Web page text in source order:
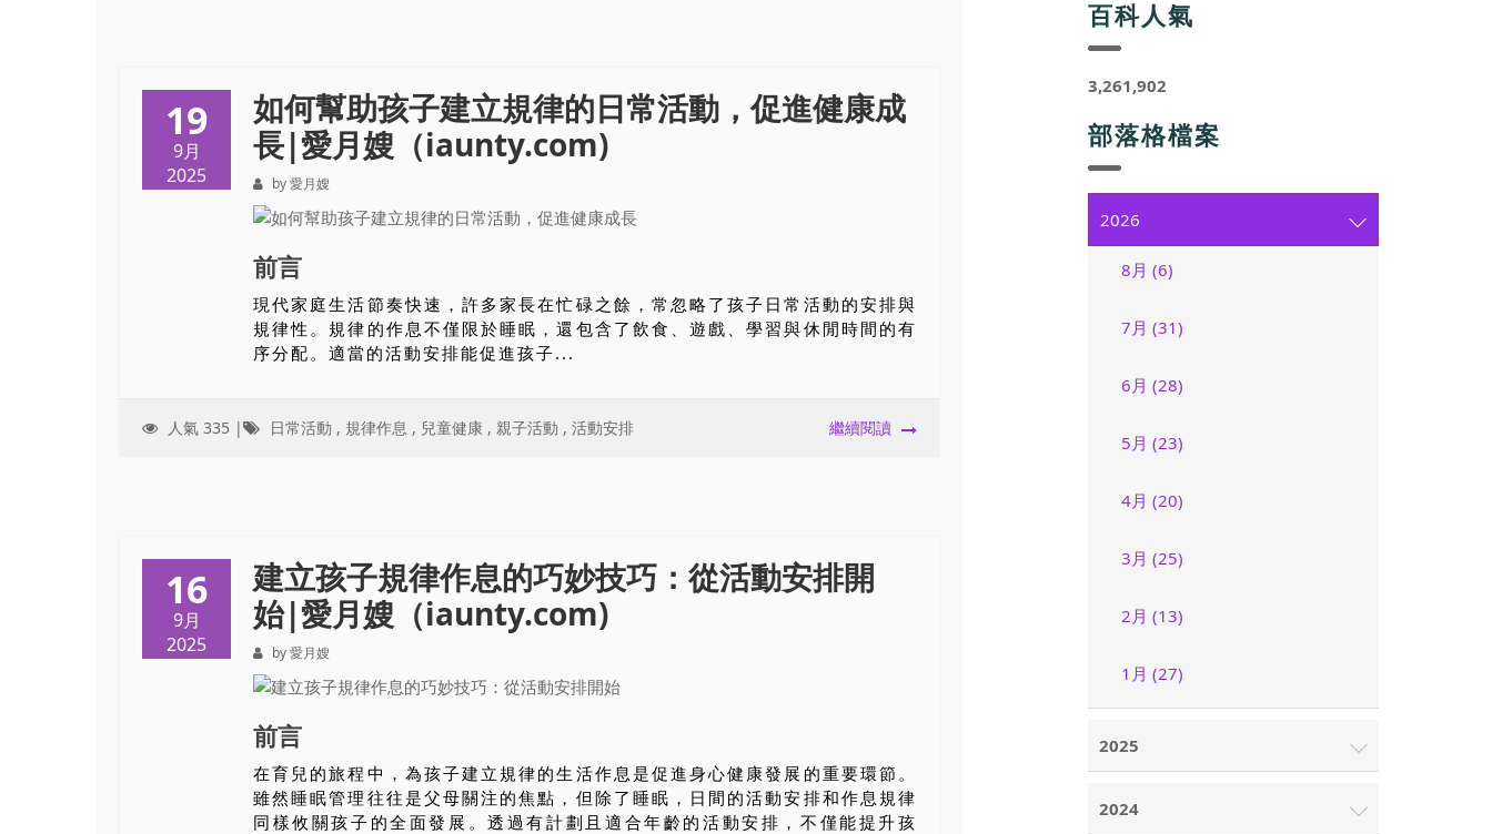
19
9月
2025
如何幫助孩子建立規律的日常活動，促進健康成
長|愛月嫂（iaunty.com)
by 愛月嫂
前言
現代家庭生活節奏快速，許多家長在忙碌之餘，常忽略了孩子日常活動的安排與
規律性。規律的作息不僅限於睡眠，還包含了飲食、遊戲、學習與休閒時間的有
序分配。適當的活動安排能促進孩子...
人氣 335 | 日常活動 , 規律作息 , 兒童健康 , 親子活動 , 活動安排 繼續閱讀
16
9月
2025
建立孩子規律作息的巧妙技巧：從活動安排開
始|愛月嫂（iaunty.com)
by 愛月嫂
前言
在育兒的旅程中，為孩子建立規律的生活作息是促進身心健康發展的重要環節。
雖然睡眠管理往往是父母關注的焦點，但除了睡眠，日間的活動安排和作息規律
同樣攸關孩子的全面發展。透過有計劃且適合年齡的活動安排，不僅能提升孩
百科人氣
3,261,902
部落格檔案
2026
8月 (6)
7月 (31)
6月 (28)
5月 (23)
4月 (20)
3月 (25)
2月 (13)
1月 (27)
2025
2024